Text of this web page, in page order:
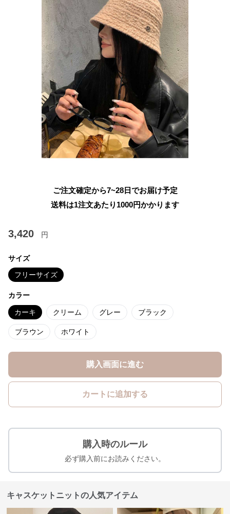
ご注文確定から7~28日でお届け予定
送料は1注文あたり 1000円かかります
3,420 円
サイズ
フリーサイズ
カラー
カーキ クリーム グレー ブラック
ブラウン ホワイト
購入画面に進む
カートに追加する
購入時のルール
必ず購入前にお読みください。
キャスケットニットの人気アイテム